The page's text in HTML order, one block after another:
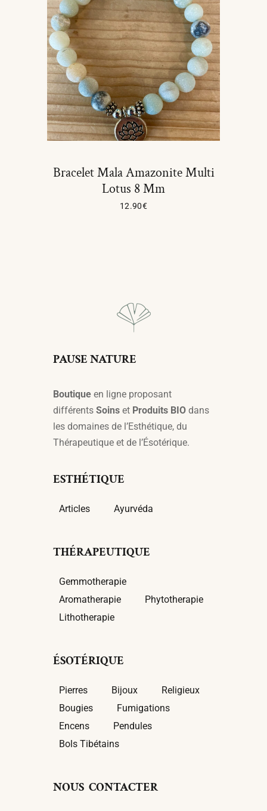
Bracelet Mala Amazonite Multi
Lotus 8 Mm
12.90€
PAUSE NATURE
Boutique en ligne proposant
différents Soins et Produits BIO dans
les domaines de l’Esthétique, du
Thérapeutique et de l’Ésotérique.
ESTHÉTIQUE
Articles Ayurvéda
THÉRAPEUTIQUE
Gemmotherapie
Aromatherapie
Phytotherapie
Lithotherapie
ÉSOTÉRIQUE
Pierres Bijoux
Religieux
Bougies
Fumigations
Encens
Pendules
Bols Tibétains
NOUS CONTACTER